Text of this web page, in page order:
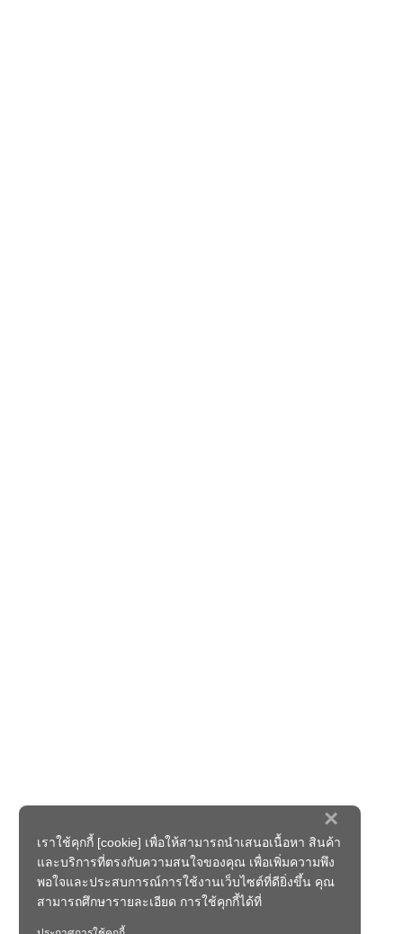
×
เราใช้คุกกี้ [cookie] เพื่อให้สามารถนำเสนอเนื้อหา สินค้า
และบริการที่ตรงกับความสนใจของคุณ เพื่อเพิ่มความพึง
พอใจและประสบการณ์การใช้งานเว็บไซต์ที่ดียิ่งขึ้น คุณ
สามารถศึกษารายละเอียด การใช้คุกกี้ได้ที่